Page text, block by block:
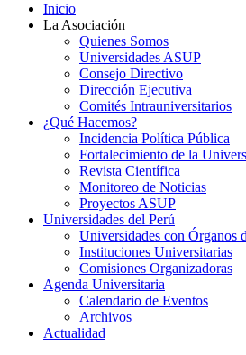
Inicio
La Asociación
Quienes Somos
Universidades ASUP
Consejo Directivo
Dirección Ejecutiva
Comités Intrauniversitarios
¿Qué Hacemos?
Incidencia Política Pública
Fortalecimiento de la
Revista Científica
Monitoreo de Noticias
Proyectos ASUP
Universidades del Perú
Universidades con Órganos
Instituciones Universitarias
Comisiones Organizadoras
Agenda Universitaria
Calendario de Eventos
Archivos
Actualidad